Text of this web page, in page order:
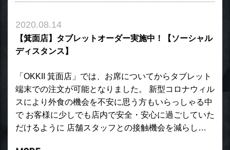
2020.08.14
【箕面店】タブレットオーダー実施中！【ソーシャル
ディスタンス】
「OKKII 箕面店」では、お席についてからタブレット
端末での注文が可能となりました。 新型コロナウィル
スにより外食の機会を不安に思う方もいらっしゃる中
で お客様に少しでも店内で安全・安心に過ごしていた
だけるように 店舗スタッフとの接触機会を減らし…